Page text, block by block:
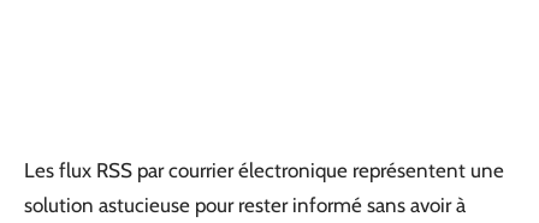
Les flux RSS par courrier électronique représentent une
solution astucieuse pour rester informé sans avoir à